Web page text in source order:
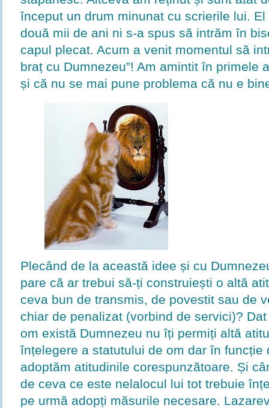
început un drum minunat cu scrierile lui.
două mii de ani ni s-a spus să intrăm în
capul plecat. Acum a venit momentul să
braț cu Dumnezeu”! Am amintit în primele
și că nu se mai pune problema că nu e
Plecând de la această idee și cu
pare că ar trebui să-ți construiești o altă
ceva bun de transmis, de povestit sau de
chiar de penalizat (vorbind de servici)?
om există Dumnezeu nu îți permiți altă
înțelegere a statutului de om dar în funcție
adoptăm atitudinile corespunzătoare. Și
de ceva ce este nelalocul lui tot trebuie
pe urmă adopți măsurile necesare.